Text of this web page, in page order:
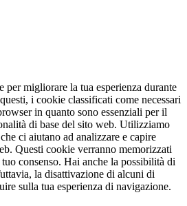
migliorare la tua esperienza durante
i cookie classificati come necessari
in quanto sono essenziali per il
di base del sito web. Utilizziamo
ci aiutano ad analizzare e capire
Questi cookie verranno memorizzati
consenso. Hai anche la possibilità di
la disattivazione di alcuni di
sulla tua esperienza di navigazione.